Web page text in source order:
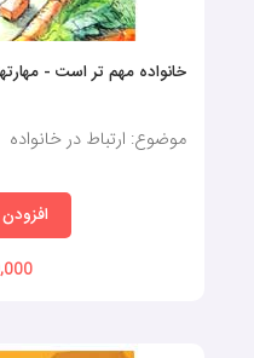
خانواده مهم تر است -
موضوع: ارتباط در خانواده